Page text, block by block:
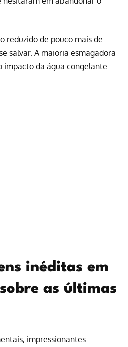
reduzido de pouco mais de
salvar. A maioria esmagadora
impacto da água congelante
inéditas em
as últimas
impressionantes